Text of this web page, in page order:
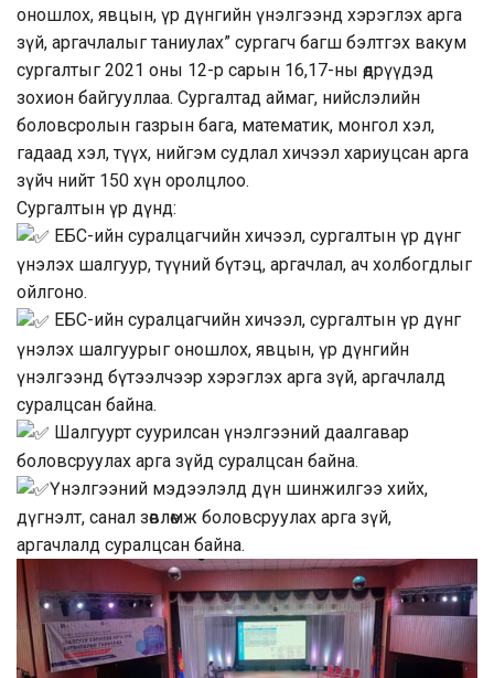
оношлох, явцын, үр дүнгийн үнэлгээнд хэрэглэх арга
зүй, аргачлалыг таниулах” сургагч багш бэлтгэх вакум
сургалтыг 2021 оны 12-р сарын 16,17-ны өдрүүдэд
зохион байгууллаа. Сургалтад аймаг, нийслэлийн
боловсролын газрын бага, математик, монгол хэл,
гадаад хэл, түүх, нийгэм судлал хичээл хариуцсан арга
зүйч нийт 150 хүн оролцлоо.
Сургалтын үр дүнд:
ЕБС-ийн суралцагчийн хичээл, сургалтын үр дүнг
үнэлэх шалгуур, түүний бүтэц, аргачлал, ач холбогдлыг
ойлгоно.
ЕБС-ийн суралцагчийн хичээл, сургалтын үр дүнг
үнэлэх шалгуурыг оношлох, явцын, үр дүнгийн
үнэлгээнд бүтээлчээр хэрэглэх арга зүй, аргачлалд
суралцсан байна.
Шалгуурт суурилсан үнэлгээний даалгавар
боловсруулах арга зүйд суралцсан байна.
Үнэлгээний мэдээлэлд дүн шинжилгээ хийх,
дүгнэлт, санал зөвлөмж боловсруулах арга зүй,
аргачлалд суралцсан байна.